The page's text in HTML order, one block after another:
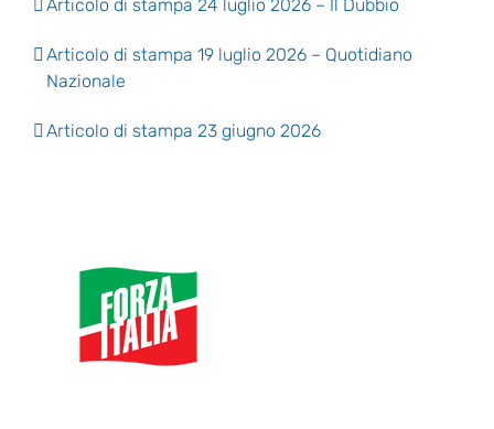
Articolo di stampa 24 luglio 2026 – Il Dubbio
Articolo di stampa 19 luglio 2026 – Quotidiano
Nazionale
Articolo di stampa 23 giugno 2026